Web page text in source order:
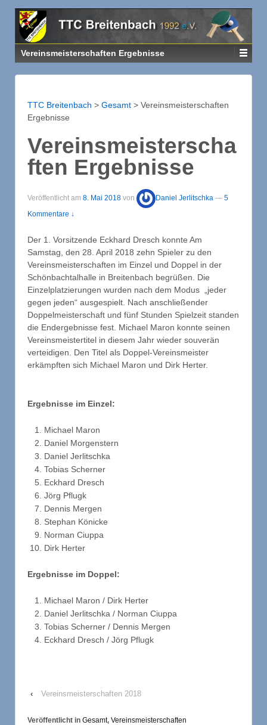
Vereinsmeisterschaften Ergebnisse
TTC Breitenbach > Gesamt > Vereinsmeisterschaften
Ergebnisse
Vereinsmeisterscha
ften Ergebnisse
Veröffentlicht am 8. Mai 2018 von Daniel Jerlitschka — 5
Kommentare ↓
Der 1. Vorsitzende Eckhard Dresch konnte Am
Samstag, den 28. April 2018 zehn Spieler zu den
Vereinsmeisterschaften im Einzel und Doppel in der
Schönbachtalhalle in Breitenbach begrüßen. Die
Einzelplatzierungen wurden nach dem Modus „jeder
gegen jeden“ ausgespielt. Nach anschließender
Doppelmeisterschaft und fünf Stunden Spielzeit standen
die Endergebnisse fest. Michael Maron konnte seinen
Vereinsmeistertitel in diesem Jahr wieder souverän
verteidigen. Den Titel als Doppel-Vereinsmeister
erkämpften sich Michael Maron und Dirk Herter.
Ergebnisse im Einzel:
Michael Maron
Daniel Morgenstern
Daniel Jerlitschka
Tobias Scherner
Eckhard Dresch
Jörg Pflugk
Dennis Mergen
Stephan Könicke
Norman Ciuppa
Dirk Herter
Ergebnisse im Doppel:
Michael Maron / Dirk Herter
Daniel Jerlitschka / Norman Ciuppa
Tobias Scherner / Dennis Mergen
Eckhard Dresch / Jörg Pflugk
‹ Vereinsmeisterschaften 2018
Veröffentlicht in Gesamt, Vereinsmeisterschaften